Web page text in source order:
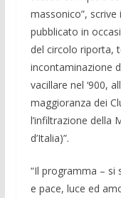
massonico”, scrive
pubblicato in
del circolo riporta,
incontaminazione
vacillare nel ‘900,
maggioranza dei
l’infiltrazione della
d’Italia)”.
“Il programma – si
e pace, luce ed